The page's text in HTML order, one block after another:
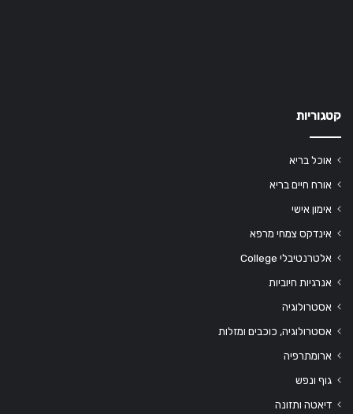
קטגוריות
אוכל בריא
אורח חיים בריא
אימון אישי
אינדקס צמחי מרפא
אלטרנטיבלי College
אנרגיות חיוביות
אסטרולוגיה
אסטרולוגיה, כוכבים ומזלות
ארומתרפיה
גוף ונפש
דיאטה ותזונה